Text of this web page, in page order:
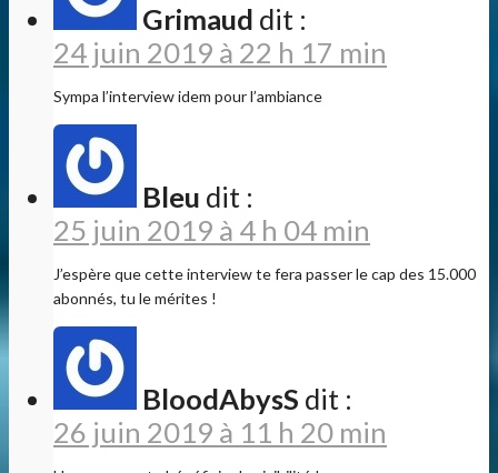
Grimaud dit :
24 juin 2019 à 22 h 17 min
Sympa l’interview idem pour l’ambiance
Bleu dit :
25 juin 2019 à 4 h 04 min
J’espère que cette interview te fera passer le cap des 15.000
abonnés, tu le mérites !
BloodAbysS dit :
26 juin 2019 à 11 h 20 min